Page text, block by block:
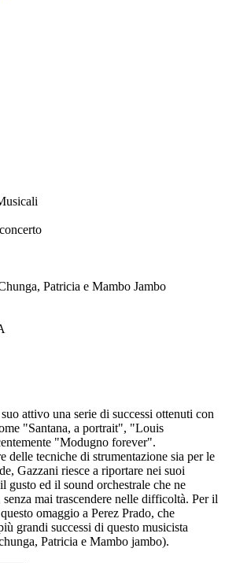
Patricia e Mambo Jambo
attivo una serie di successi ottenuti con
"Santana, a portrait", "Louis
"Modugno forever".
delle tecniche di strumentazione sia per le
Gazzani riesce a riportare nei suoi
gusto ed il sound orchestrale che ne
senza mai trascendere nelle difficoltà. Per il
omaggio a Perez Prado, che
grandi successi di questo musicista
Patricia e Mambo jambo).